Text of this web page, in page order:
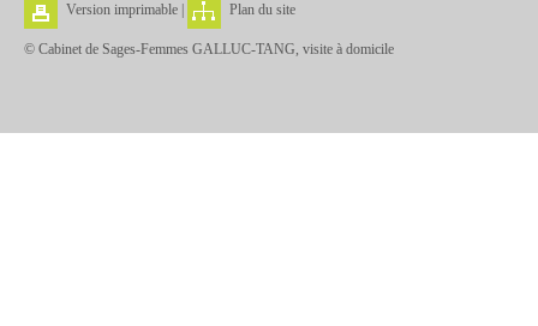
Version imprimable Plan du site
© Cabinet de Sages-Femmes GALLUC-TANG, visite à domicile